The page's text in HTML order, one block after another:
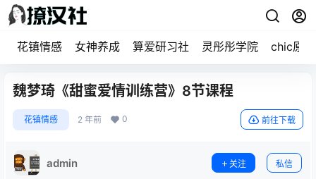
花镇情感 女神养成 算爱研习社 灵彤彤学院 chic原醉
魏梦琦《甜蜜爱情训练营》8节课程
花镇情感 2 年前 0 前往下载
admin 关注 私信